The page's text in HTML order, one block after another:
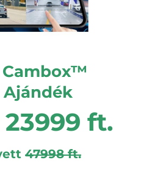
Cambox™
Ajándék
ft.
47998 ft.